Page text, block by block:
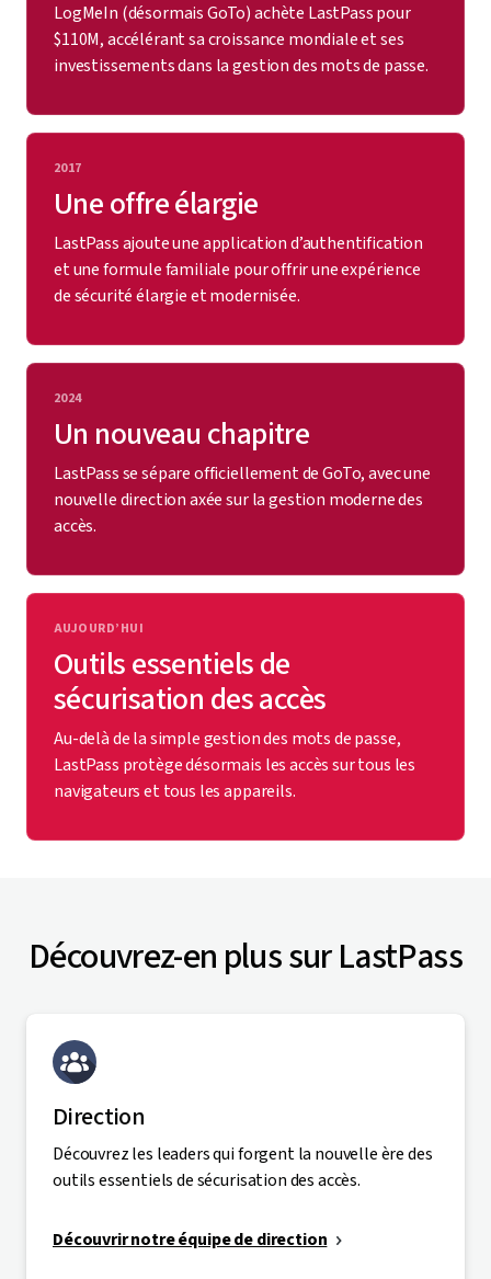
LogMeIn (désormais GoTo) achète LastPass pour
$110M, accélérant sa croissance mondiale et ses
investissements dans la gestion des mots de passe.
2017
Une offre élargie
LastPass ajoute une application d’authentification
et une formule familiale pour offrir une expérience
de sécurité élargie et modernisée.
2024
Un nouveau chapitre
LastPass se sépare officiellement de GoTo, avec une
nouvelle direction axée sur la gestion moderne des
accès.
AUJOURD’HUI
Outils essentiels de
sécurisation des accès
Au-delà de la simple gestion des mots de passe,
LastPass protège désormais les accès sur tous les
navigateurs et tous les appareils.
Découvrez-en plus sur LastPass
Direction
Découvrez les leaders qui forgent la nouvelle ère des
outils essentiels de sécurisation des accès.
Découvrir notre équipe de direction